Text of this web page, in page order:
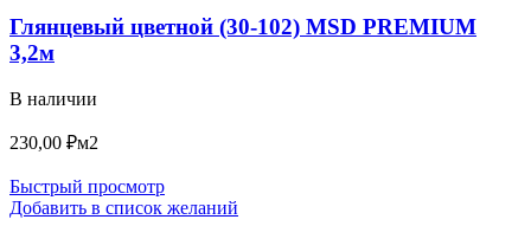
Глянцевый цветной (30-102) MSD PREMIUM
3,2м
В наличии
230,00 ₽м2
Быстрый просмотр
Добавить в список желаний